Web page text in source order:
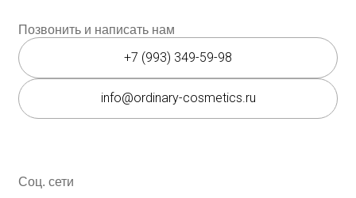
Доставка и оплата
Каталог
Косметика The Ordinary
Косметика The INKEY